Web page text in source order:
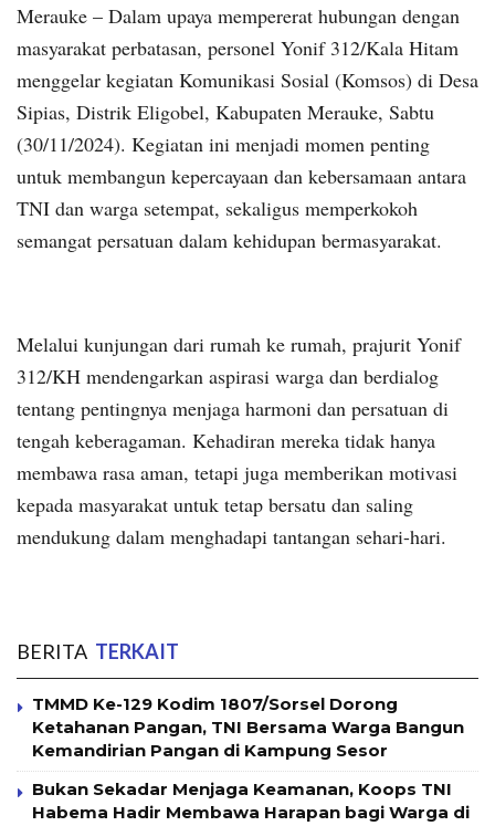
Merauke – Dalam upaya mempererat hubungan dengan
masyarakat perbatasan, personel Yonif 312/Kala Hitam
menggelar kegiatan Komunikasi Sosial (Komsos) di Desa
Sipias, Distrik Eligobel, Kabupaten Merauke, Sabtu
(30/11/2024). Kegiatan ini menjadi momen penting
untuk membangun kepercayaan dan kebersamaan antara
TNI dan warga setempat, sekaligus memperkokoh
semangat persatuan dalam kehidupan bermasyarakat.
Melalui kunjungan dari rumah ke rumah, prajurit Yonif
312/KH mendengarkan aspirasi warga dan berdialog
tentang pentingnya menjaga harmoni dan persatuan di
tengah keberagaman. Kehadiran mereka tidak hanya
membawa rasa aman, tetapi juga memberikan motivasi
kepada masyarakat untuk tetap bersatu dan saling
mendukung dalam menghadapi tantangan sehari-hari.
BERITA TERKAIT
TMMD Ke-129 Kodim 1807/Sorsel Dorong
Ketahanan Pangan, TNI Bersama Warga Bangun
Kemandirian Pangan di Kampung Sesor
Bukan Sekadar Menjaga Keamanan, Koops TNI
Habema Hadir Membawa Harapan bagi Warga di